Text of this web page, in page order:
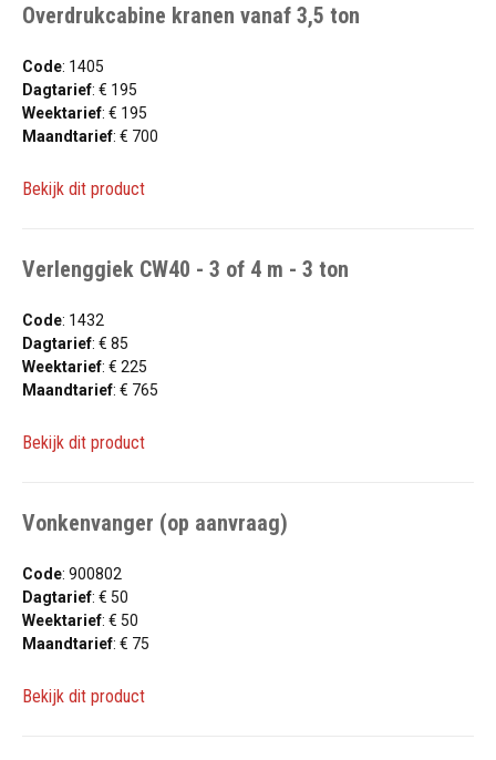
Overdrukcabine kranen vanaf 3,5 ton
Code: 1405
Dagtarief: € 195
Weektarief: € 195
Maandtarief: € 700
Bekijk dit product
Verlenggiek CW40 - 3 of 4 m - 3 ton
Code: 1432
Dagtarief: € 85
Weektarief: € 225
Maandtarief: € 765
Bekijk dit product
Vonkenvanger (op aanvraag)
Code: 900802
Dagtarief: € 50
Weektarief: € 50
Maandtarief: € 75
Bekijk dit product